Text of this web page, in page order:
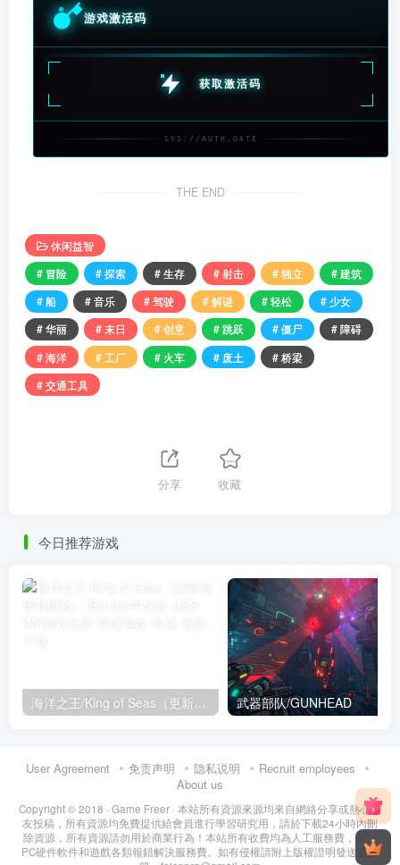
游戏激活码
获取激活码
SYS://AUTH.GATE
THE END
休闲益智
# 冒险
# 探索 # 生存 # 射击 # 独立
# 建筑
# 船
# 音乐 # 驾驶 # 解谜 # 轻松
# 少女
# 华丽
# 末日 # 创意 # 跳跃 # 僵尸
# 障碍
# 海洋
# 工厂 # 火车 # 废土
# 桥梁
# 交通工具
分享 收藏
今日推荐游戏
武器部队/GUNHEAD
User Agreement 免责声明 隐私说明
Recruit employees
About us
Copyright © 2018 · Game Freer · 本站所有資源來源均來自網絡分享或熱心網
友投稿，所有資源均免費提供給會員進行學習研究用，請於下載24小時內刪
除資源，所有資源請勿用於商業行為！本站所有收費均為人工服務費，包含
PC硬件軟件和遊戲各類報錯解決服務費。如有侵權請附上版權證明發送至郵